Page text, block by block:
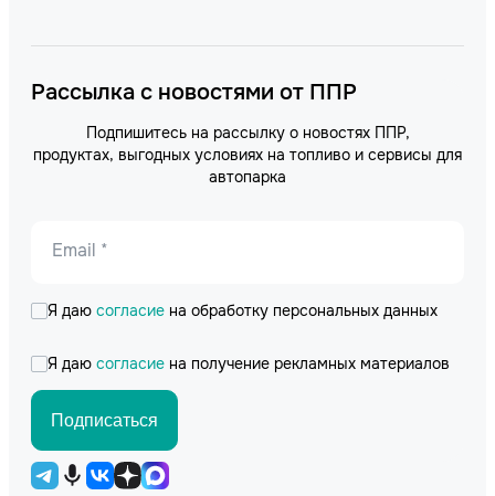
Рассылка с новостями от ППР
Подпишитесь на рассылку о новостях ППР,
продуктах, выгодных условиях на топливо и сервисы для
автопарка
Email *
Я даю согласие на обработку персональных данных
Я даю согласие на получение рекламных материалов
Подписаться